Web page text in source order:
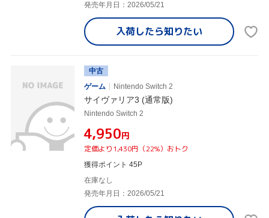
発売年月日：2026/05/21
入荷したら知りたい
中古
ゲーム
Nintendo Switch 2
サイヴァリア3 (通常版)
Nintendo Switch 2
¥4,950円
定価より1,430円（22%）おトク
獲得ポイント 45P
在庫なし
発売年月日：2026/05/21